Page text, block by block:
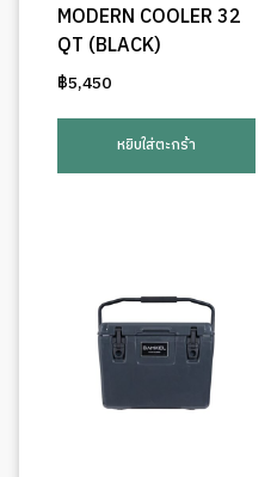
MODERN COOLER 32
QT (BLACK)
฿5,450
หยิบใส่ตะกร้า